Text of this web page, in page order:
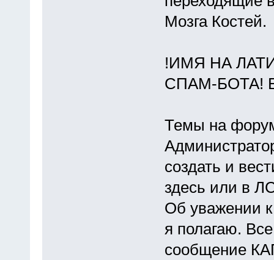
Мозга Костей.
!ИМЯ НА
СПАМ-БОТА!
Темы на
создать и
здесь или в
Об уважении
я полагаю.
сообщение